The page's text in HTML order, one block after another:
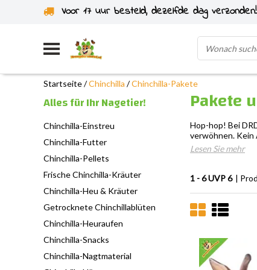
Voor 17 uur besteld, dezelfde dag verzonden!
Startseite/Chinchilla /Chinchilla-Pakete
Alles für Ihr Nagetier!
Chinchilla-Einstreu
Chinchilla-Futter
Chinchilla-Pellets
Frische Chinchilla-Kräuter
Chinchilla-Heu & Kräuter
Getrocknete Chinchillablüten
Chinchilla-Heuraufen
Chinchilla-Snacks
Chinchilla-Nagtmaterial
Pakete
Hop-hop! Bei
verwöhnen. Kein
Lesen Sie mehr
1 - 6 UVP 6 |